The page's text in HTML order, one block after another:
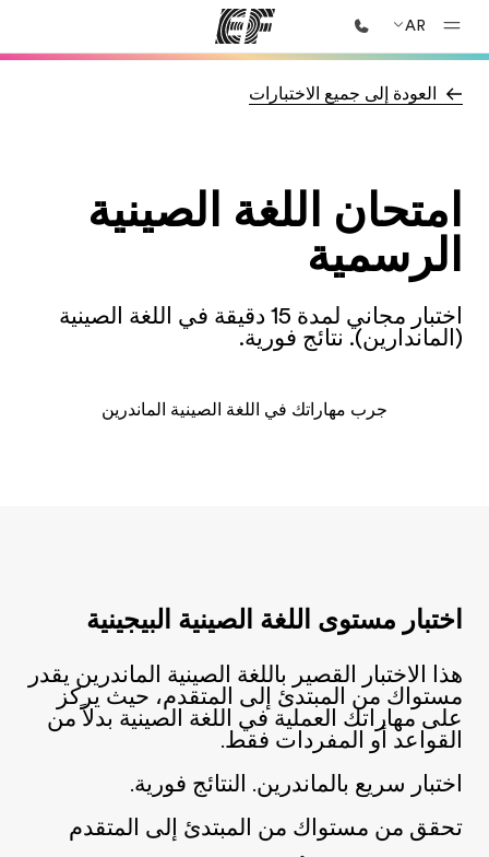
AR
الصفحة الرئيسية
شاهد كل ما نقوم به
مكاتب
أعثر على مكتب قريب منك
نبذة عنا
من نحن
العودة إلى جميع الاختبارات
امتحان اللغة الصينية
الرسمية
اختبار مجاني لمدة 15 دقيقة في اللغة الصينية
(الماندارين). نتائج فورية.
جرب مهاراتك في اللغة الصينية الماندرين
اختبار مستوى اللغة الصينية البيجينية
هذا الاختبار القصير باللغة الصينية الماندرين يقدر
مستواك من المبتدئ إلى المتقدم، حيث يركز
على مهاراتك العملية في اللغة الصينية بدلاً من
القواعد أو المفردات فقط.
اختبار سريع بالماندرين. النتائج فورية.
تحقق من مستواك من المبتدئ إلى المتقدم